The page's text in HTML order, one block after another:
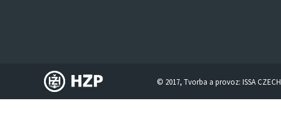
© 2017, Tvorba a provoz:ISSA CZECH